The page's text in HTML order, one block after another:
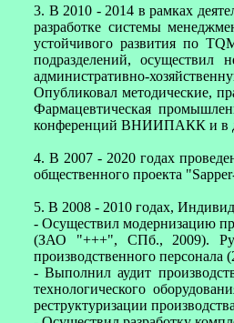
3. В 2010 - 2014 в рамках
разработке системы
устойчивого развития по
подразделений, осуществил
административно-
Опубликовал методические,
Фармацевтическая
конференций ВНИИПАКК и в
4. В 2007 - 2020 годах
общественного проекта
5. В 2008 - 2010 годах,
- Осуществил модернизацию
(ЗАО "+++", СПб., 2009).
производственного персонала
- Выполнил аудит
технологического
реструктуризации